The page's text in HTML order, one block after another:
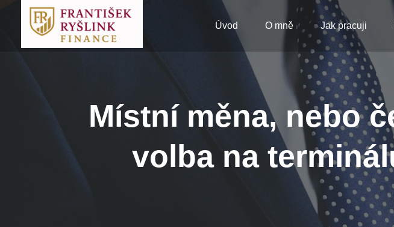
Úvod O mně Jak pracuji
Místní měna, nebo
volba na